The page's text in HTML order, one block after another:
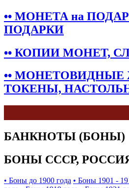
•• МОНЕТА на
ПОДАРКИ
•• КОПИИ МОНЕТ,
••
ТОКЕНЫ,
БАНКНОТЫ (БОНЫ)
БОНЫ СССР,
• Боны до 1900 года • Боны 1901 -